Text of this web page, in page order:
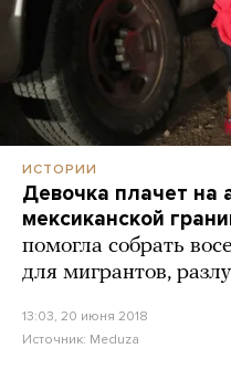
ИСТОРИИ
Девочка плачет на
мексиканской
помогла собрать
для мигрантов,
13:03, 20 июня 2018
Источник: Meduza